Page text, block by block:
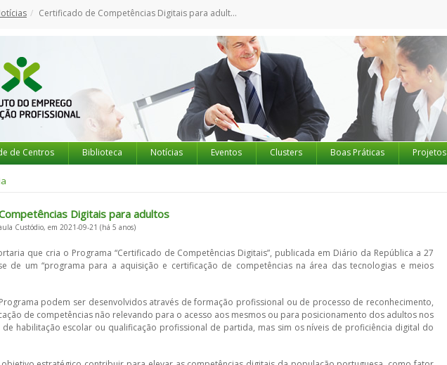
Certificado de Competências Digitais para adultos
de Centros Biblioteca Notícias Eventos Clusters Boas Práticas Projetos
Digitais para adultos
Custódio, em 2021-09-21 (há 5 anos)
que cria o Programa “Certificado de Competências Digitais”, publicada em Diário da República a 27
de um “programa para a aquisição e certificação de competências na área das tecnologias e meios
podem ser desenvolvidos através de formação profissional ou de processo de reconhecimento,
de competências não relevando para o acesso aos mesmos ou para posicionamento dos adultos nos
de habilitação escolar ou qualificação profissional de partida, mas sim os níveis de proficiência digital do